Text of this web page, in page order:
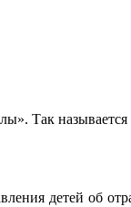
Так
детей об